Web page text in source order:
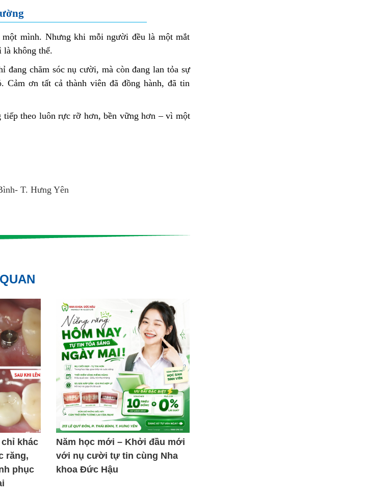
mình. Nhưng khi mỗi người đều là một mắt
là không thể.
đang chăm sóc nụ cười, mà còn đang lan tỏa sự
Cảm ơn tất cả thành viên đã đồng hành, đã tin
theo luôn rực rỡ hơn, bền vững hơn – vì một
T. Hưng Yên
khác
răng,
phục
Năm học mới – Khởi đầu mới
với nụ cười tự tin cùng Nha
khoa Đức Hậu